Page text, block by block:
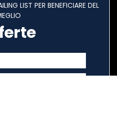
LIST PER BENEFICIARE DEL